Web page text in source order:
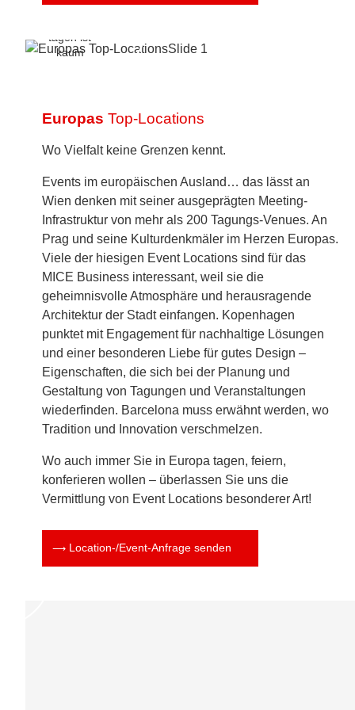
Meerblick -
tagen ist
kaum
Europas Top-Locations
Wo Vielfalt keine Grenzen kennt.
Events im europäischen Ausland… das lässt an
Wien denken mit seiner ausgeprägten Meeting-
Infrastruktur von mehr als 200 Tagungs-Venues. An
Prag und seine Kulturdenkmäler im Herzen Europas.
Viele der hiesigen Event Locations sind für das
MICE Business interessant, weil sie die
geheimnisvolle Atmosphäre und herausragende
Architektur der Stadt einfangen. Kopenhagen
punktet mit Engagement für nachhaltige Lösungen
und einer besonderen Liebe für gutes Design –
Eigenschaften, die sich bei der Planung und
Gestaltung von Tagungen und Veranstaltungen
wiederfinden. Barcelona muss erwähnt werden, wo
Tradition und Innovation verschmelzen.
Wo auch immer Sie in Europa tagen, feiern,
konferieren wollen – überlassen Sie uns die
Vermittlung von Event Locations besonderer Art!
Location-/Event-Anfrage senden